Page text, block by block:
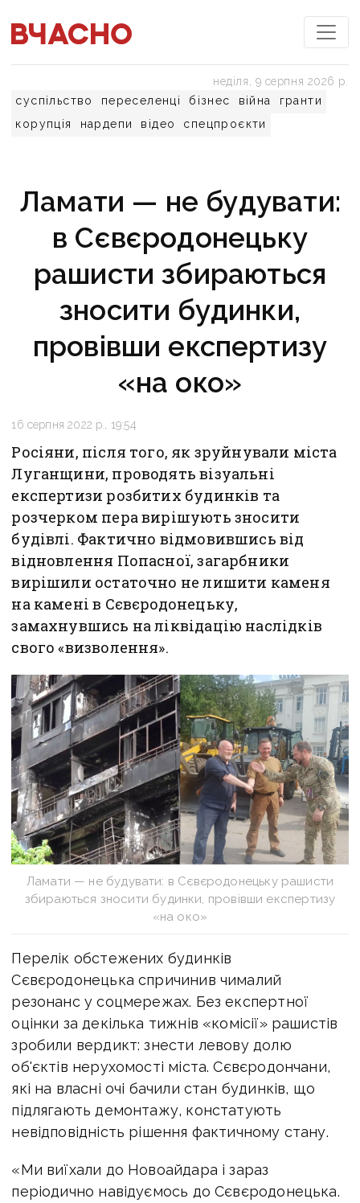
суспільство переселенці бізнес війна
гранти
корупція
нардепи відео спецпроєкти
неділя, 9 серпня 2026 р.
Ламати — не будувати:
в Сєвєродонецьку
рашисти збираються
зносити будинки,
провівши експертизу
«на око»
16 серпня 2022 р., 19:54
Росіяни, після того, як зруйнували міста
Луганщини, проводять візуальні
експертизи розбитих будинків та
розчерком пера вирішують зносити
будівлі. Фактично відмовившись від
відновлення Попасної, загарбники
вирішили остаточно не лишити каменя
на камені в Сєвєродонецьку,
замахнувшись на ліквідацію наслідків
свого «визволення».
Ламати — не будувати: в Сєвєродонецьку рашисти
збираються зносити будинки, провівши експертизу
«на око»
Перелік обстежених будинків
Сєвєродонецька спричинив чималий
резонанс у соцмережах. Без експертної
оцінки за декілька тижнів «комісії» рашистів
зробили вердикт: знести левову долю
об'єктів нерухомості міста. Сєвєродончани,
які на власні очі бачили стан будинків, що
підлягають демонтажу, констатують
невідповідність рішення фактичному стану.
«Ми виїхали до Новоайдара і зараз
періодично навідуємось до Сєвєродонецька.